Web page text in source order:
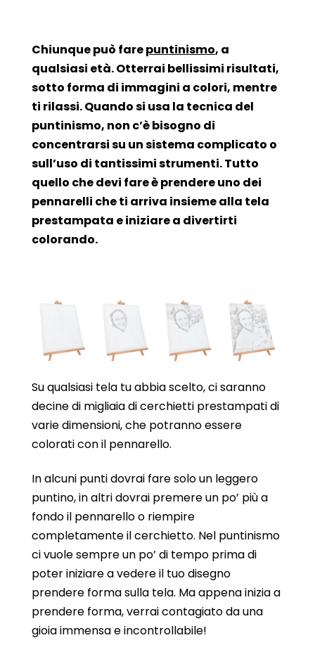
Chiunque può farepuntinismo, a
qualsiasi età. Otterrai bellissimi risultati,
sotto forma di immagini a colori, mentre
ti rilassi. Quando si usa la tecnica del
puntinismo, non c’è bisogno di
concentrarsi su un sistema complicato o
sull’uso di tantissimi strumenti. Tutto
quello che devi fare è prendere uno dei
pennarelli che ti arriva insieme alla tela
prestampata e iniziare a divertirti
colorando.
Su qualsiasi tela tu abbia scelto, ci saranno
decine di migliaia di cerchietti prestampati di
varie dimensioni, che potranno essere
colorati con il pennarello.
In alcuni punti dovrai fare solo un leggero
puntino, in altri dovrai premere un po’ più a
fondo il pennarello o riempire
completamente il cerchietto. Nel puntinismo
ci vuole sempre un po’ di tempo prima di
poter iniziare a vedere il tuo disegno
prendere forma sulla tela. Ma appena inizia a
prendere forma, verrai contagiato da una
gioia immensa e incontrollabile!